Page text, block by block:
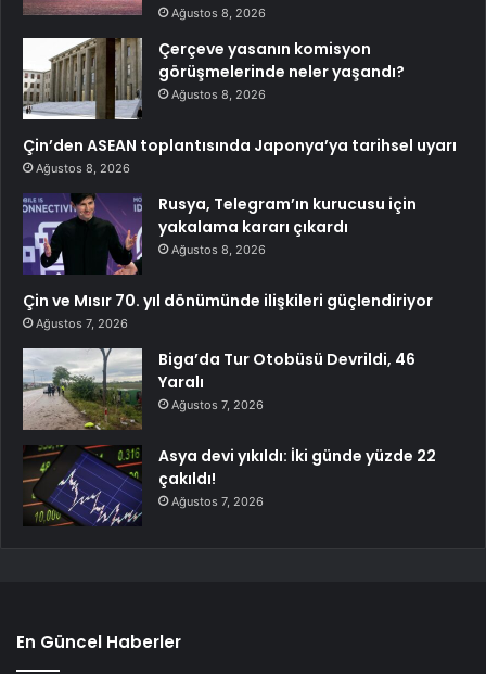
Ağustos 8, 2026
Çerçeve yasanın komisyon
görüşmelerinde neler yaşandı?
Ağustos 8, 2026
Çin’den ASEAN toplantısında Japonya’ya tarihsel uyarı
Ağustos 8, 2026
Rusya, Telegram’ın kurucusu için
yakalama kararı çıkardı
Ağustos 8, 2026
Çin ve Mısır 70. yıl dönümünde ilişkileri güçlendiriyor
Ağustos 7, 2026
Biga’da Tur Otobüsü Devrildi, 46
Yaralı
Ağustos 7, 2026
Asya devi yıkıldı: İki günde yüzde 22
çakıldı!
Ağustos 7, 2026
En Güncel Haberler